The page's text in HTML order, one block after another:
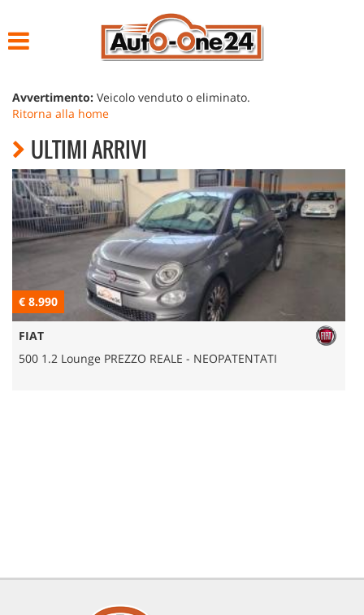
ACQUISTIAMO USATO
NOLEGGIO
ASSISTENZA
CONTATTI
Avvertimento: Veicolo venduto o eliminato.
Ritorna alla home
ULTIMI ARRIVI
€ 8.990
FIAT
500 1.2 Lounge PREZZO REALE - NEOPATENTATI